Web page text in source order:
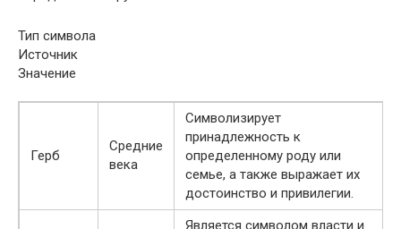
Тип символа
Источник
Значение
Герб
Средние
века
Символизирует
принадлежность к
определенному роду или
семье, а также выражает их
достоинство и привилегии.
Является символом власти и